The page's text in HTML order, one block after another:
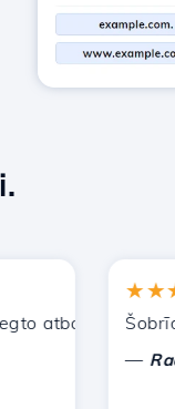
citiem paziņām.
Šobrīd
Radu